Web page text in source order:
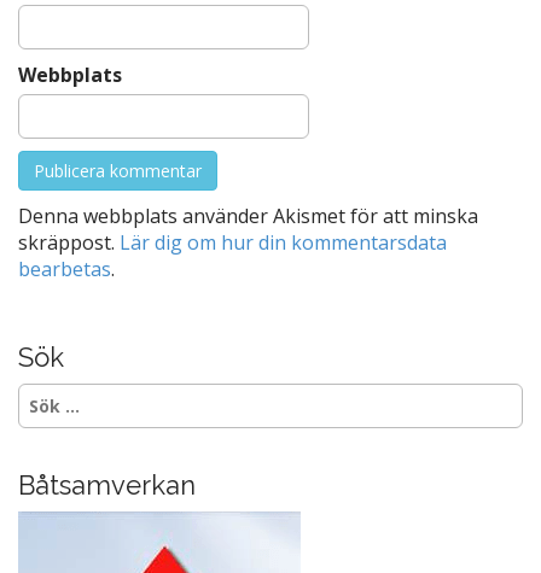
Webbplats
Denna webbplats använder Akismet för att minska
skräppost. Lär dig om hur din kommentarsdata
bearbetas.
Sök
Sök
efter:
Båtsamverkan